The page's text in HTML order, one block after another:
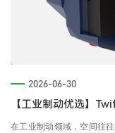
2026-06-30
在工业制动领域，空间往